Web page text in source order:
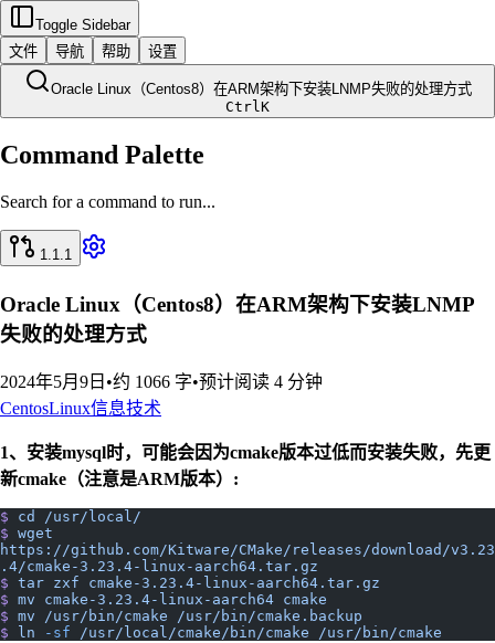
Toggle Sidebar
文件
导航 帮助 设置
Oracle Linux（Centos8）在ARM架构下安装LNMP失败的处理方式
CtrlK
Command Palette
Search for a command to run...
1.1.1
Oracle Linux（Centos8）在ARM架构下安装LNMP
失败的处理方式
2024年5月9日 •约 1066 字•预计阅读 4 分钟
CentosLinux信息技术
1、安装mysql时，可能会因为cmake版本过低而安装失败，先更
新cmake（注意是ARM版本）:
$ cd
/usr/local/
$ wget
https://github.com/Kitware/CMake/releases/download/v3.23
.4/cmake-3.23.4-linux-aarch64.tar.gz
$ tar zxf cmake-3.23.4-linux-aarch64.tar.gz
$ mv cmake-3.23.4-linux-aarch64 cmake
$ mv /usr/bin/cmake /usr/bin/cmake.backup
$ ln -sf /usr/local/cmake/bin/cmake /usr/bin/cmake